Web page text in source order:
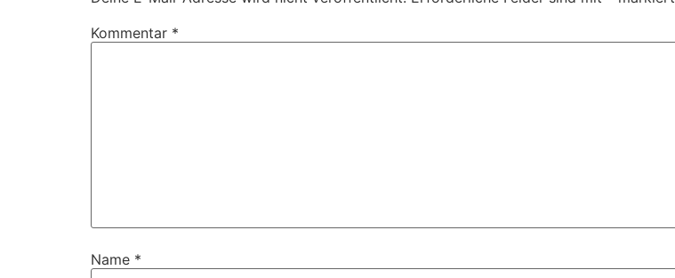
Kommentar *
Name *